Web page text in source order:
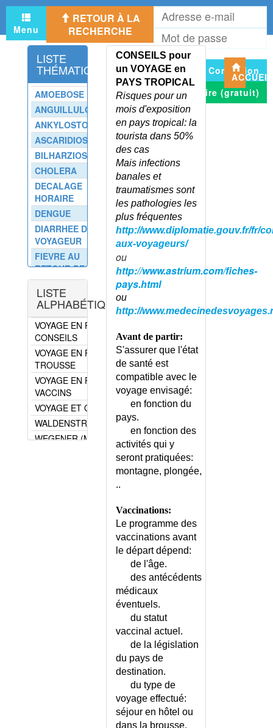
Menu
RETOUR À LA
RECHERCHE
Connexion
S'inscrire (gratuit)
LISTE
THÉMATIQUE
AMOEBOSE
ANGUILLULOSE
ANKYLOSTOMIASE
ASCARIDIOSE
BILHARZIOSE
CHOLERA
DECALAGE
HORAIRE
DENGUE
DIARRHEE DU
VOYAGEUR
FIEVRE AU
RETOUR DES
TROPIQUES
FIEVRE JAUNE
FIEVRE TYPHOIDE
FILARIOSES
LARVA MIGRANS
CUTANEE
LEISHMANIOSE
CUTANEE
MILIAIRE CUTANEE
PALUDISME
PALUDISME -
PREVENTION
LISTE
ALPHABÉTIQUE
QUESTIONNAIRE WAST
VIRILISME
VITAMINES DANS LES
ALIMENTS
VITESSE DE SEDIMENTATION
ELEVEE
VITILIGO
VOIX
VOL SOUS-CLAVIER
(SYNDROME DU)
VOLVULUS DE L'ESTOMAC
VOLVULUS DU COLON
VOMISSEMENTS DE L'ADULTE
VOMISSEMENTS DE L'ENFANT
VOMISSEMENTS DE LA
GROSSESSE
VOMISSEMENTS DU
NOURRISSON
VON HIPPEL-LINDAU (MALADIE
DE)
VOYAGE EN AVION - CONTRE-
INDICATIONS
VOYAGE EN PAYS TROPICAL -
CONSEILS
VOYAGE EN PAYS TROPICAL -
TROUSSE
VOYAGE EN PAYS TROPICAL -
VACCINS
VOYAGE ET GROSSESSE
WALDENSTROM (MALADIE DE)
WEGENER (MALADIE DE)
WELLENS (SYNDROME DE)
WERNICKE (MALADIE DE)
WHIPPLE (MALADIE DE)
WILLEBRAND (MALADIE DE)
WILLIAMS (SYNDROME DE)
WILSON (MALADIE DE)
WOLFF-PARKINSON-WHITE
X FRAGILE (SYNDROME DE L')
XERODERMA PIGMENTOSUM
ZOLLINGER-ELLISON
CONSEILS pour
un VOYAGE en
PAYS TROPICAL
Risques pour un
mois d'exposition
en pays tropical: la
tourista dans 50%
des cas
Mais infections
banales et
traumatismes sont
les pathologies les
plus fréquentes
http://www.diplomatie.gouv.fr/fr/
aux-voyageurs/
ou
http://www.astrium.com/fiches-
pays.html
ou
http://
Avant de partir:
S'assurer que l'état
de santé est
compatible avec le
voyage envisagé:
en fonction du
pays.
en fonction des
activités qui y
seront pratiquées:
montagne, plongée,
..
Vaccinations:
Le programme des
vaccinations avant
le départ dépend:
de l'âge.
des antécédents
médicaux
éventuels.
du statut
vaccinal actuel.
de la législation
du pays de
destination.
du type de
voyage effectué:
séjour en hôtel ou
dans la brousse.